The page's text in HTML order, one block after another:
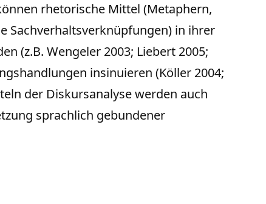
rhetorische Mittel (Metaphern,
Sachverhaltsverknüpfungen) in ihrer
(z.B. Wengeler 2003; Liebert 2005;
insinuieren (Köller 2004;
der Diskursanalyse werden auch
sprachlich gebundener